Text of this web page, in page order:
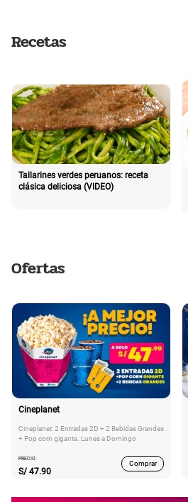
Recetas
Tallarines verdes peruanos: receta
clásica deliciosa (VIDEO)
Ofertas
Cineplanet
Cineplanet: 2 Entradas 2D + 2 Bebidas Grandes
+ Pop corn gigante. Lunes a Domingo
PRECIO
S/ 47.90
Comprar